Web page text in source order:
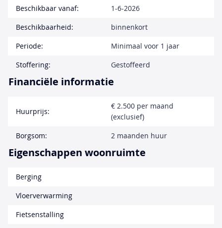
Beschikbaar vanaf:
1-6-2026
Beschikbaarheid:
binnenkort
Periode:
Minimaal voor 1 jaar
Stoffering:
Gestoffeerd
Financiële informatie
Huurprijs:
€ 2.500 per maand
(exclusief)
Borgsom:
2 maanden huur
Eigenschappen woonruimte
Berging
Vloerverwarming
Fietsenstalling